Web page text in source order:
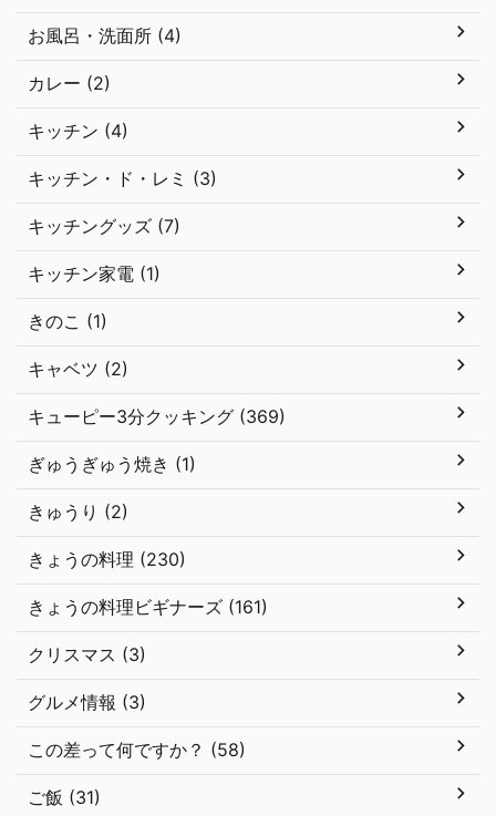
お風呂・洗面所 (4)
カレー (2)
キッチン (4)
キッチン・ド・レミ (3)
キッチングッズ (7)
キッチン家電 (1)
きのこ (1)
キャベツ (2)
キューピー3分クッキング (369)
ぎゅうぎゅう焼き (1)
きゅうり (2)
きょうの料理 (230)
きょうの料理ビギナーズ (161)
クリスマス (3)
グルメ情報 (3)
この差って何ですか？ (58)
ご飯 (31)